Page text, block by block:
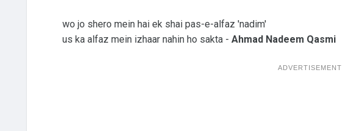
wo jo shero mein hai ek shai pas-e-alfaz 'nadim'
us ka alfaz mein izhaar nahin ho sakta - Ahmad Nadeem Qasmi
ADVERTISEMENT